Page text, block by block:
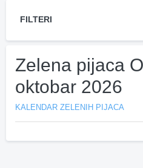
FILTERI
Zelena pijaca
oktobar 2026
KALENDAR ZELENIH PIJACA